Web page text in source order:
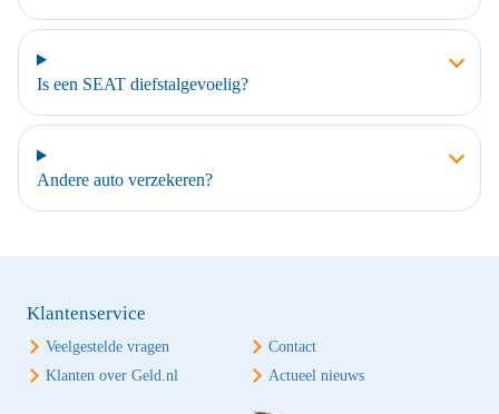
Is een SEAT diefstalgevoelig?
Andere auto verzekeren?
Klantenservice
Veelgestelde vragen
Contact
Klanten over Geld.nl
Actueel nieuws